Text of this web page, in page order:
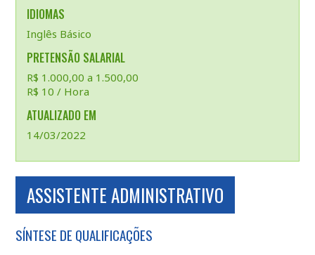
IDIOMAS
Inglês Básico
PRETENSÃO SALARIAL
R$ 1.000,00 a 1.500,00
R$ 10 / Hora
ATUALIZADO EM
14/03/2022
ASSISTENTE ADMINISTRATIVO
SÍNTESE DE QUALIFICAÇÕES